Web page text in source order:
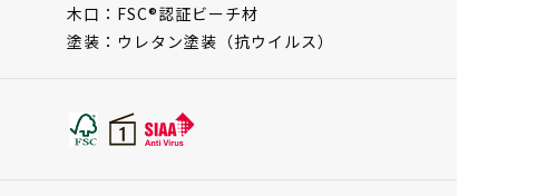
木口：FSC®認証ビーチ材
塗装：ウレタン塗装（抗ウイルス）